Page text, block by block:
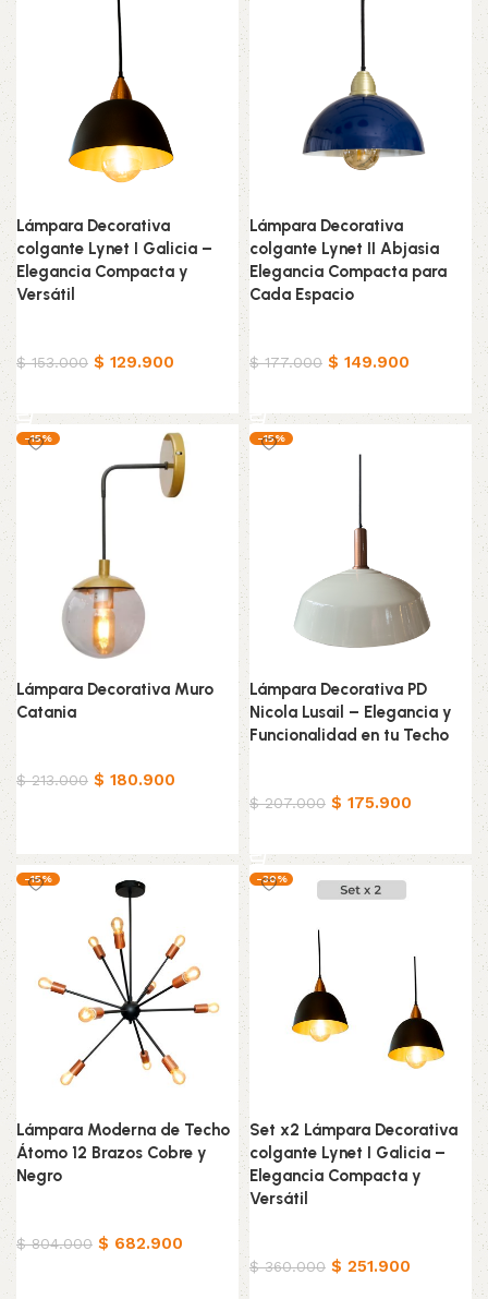
Lámpara Decorativa
colgante Lynet I Galicia –
Elegancia Compacta y
Versátil
$153.000 $ 129.900
Lámpara Decorativa
colgante Lynet II Abjasia
Elegancia Compacta para
Cada Espacio
$177.000 $ 149.900
-15%
Lámpara Decorativa Muro
Catania
$213.000 $ 180.900
-15%
Lámpara Decorativa PD
Nicola Lusail – Elegancia y
Funcionalidad en tu Techo
$207.000 $ 175.900
-15%
Lámpara Moderna de Techo
Átomo 12 Brazos Cobre y
Negro
$804.000 $ 682.900
-30%
Set x2 Lámpara Decorativa
colgante Lynet I Galicia –
Elegancia Compacta y
Versátil
$360.000 $ 251.900